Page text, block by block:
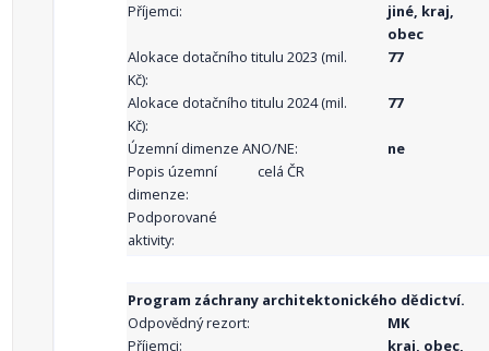
Příjemci:
jiné, kraj,
obec
Alokace dotačního titulu 2023 (mil.
Kč):
77
Alokace dotačního titulu 2024 (mil.
Kč):
77
Územní dimenze ANO/NE:
ne
Popis územní
dimenze:
celá ČR
Podporované
aktivity:
Program záchrany architektonického dědictví.
Odpovědný rezort:
MK
Příjemci:
kraj, obec,